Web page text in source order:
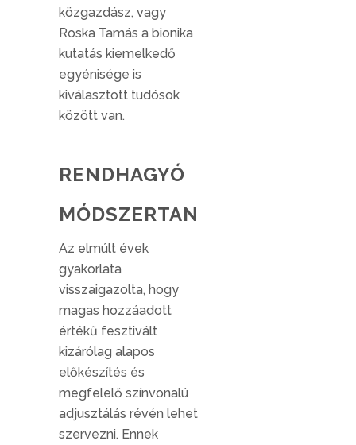
közgazdász, vagy
Roska Tamás a bionika
kutatás kiemelkedő
egyénisége is
kiválasztott tudósok
között van.
RENDHAGYÓ
MÓDSZERTAN
Az elmúlt évek
gyakorlata
visszaigazolta, hogy
magas hozzáadott
értékű fesztivált
kizárólag alapos
előkészítés és
megfelelő színvonalú
adjusztálás révén lehet
szervezni. Ennek